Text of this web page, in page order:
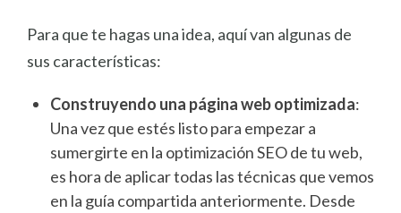
Para que te hagas una idea, aquí van algunas de
sus características:
Construyendo una página web optimizada:
Una vez que estés listo para empezar a
sumergirte en la optimización SEO de tu web,
es hora de aplicar todas las técnicas que vemos
en la guía compartida anteriormente. Desde